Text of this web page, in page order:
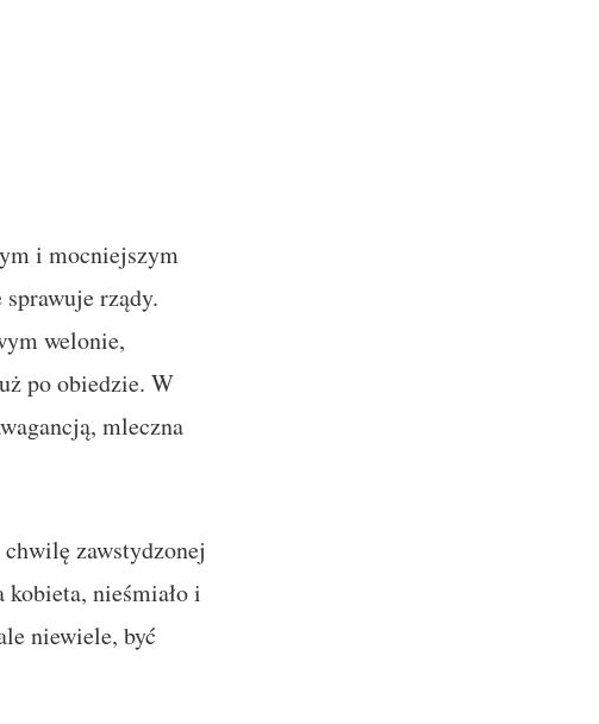
i mocniejszym
rządy.
welonie,
po obiedzie. W
mleczna
zawstydzonej
kobieta, nieśmiało i
niewiele, być